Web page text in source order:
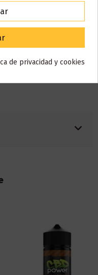
estos días.
en nosotros.
de privacidad y cookies